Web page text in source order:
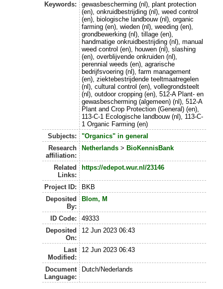
Keywords:
gewasbescherming (nl), plant protection
(en), onkruidbestrijding (nl), weed control
(en), biologische landbouw (nl), organic
farming (en), wieden (nl), weeding (en),
grondbewerking (nl), tillage (en),
handmatige onkruidbestrijding (nl), manual
weed control (en), houwen (nl), slashing
(en), overblijvende onkruiden (nl),
perennial weeds (en), agrarische
bedrijfsvoering (nl), farm management
(en), ziektebestrijdende teeltmaatregelen
(nl), cultural control (en), vollegrondsteelt
(nl), outdoor cropping (en), 512-A Plant- en
gewasbescherming (algemeen) (nl), 512-A
Plant and Crop Protection (General) (en),
113-C-1 Ecologische landbouw (nl), 113-C-
1 Organic Farming (en)
Subjects:
"Organics" in general
Research
affiliation:
Netherlands> BioKennisBank
Related
Links:
https://edepot.wur.nl/23146
Project ID:
BKB
Deposited
By:
Blom, M
ID Code:
49333
Deposited
On:
12 Jun 2023 06:43
Last
Modified:
12 Jun 2023 06:43
Document
Language:
Dutch/Nederlands